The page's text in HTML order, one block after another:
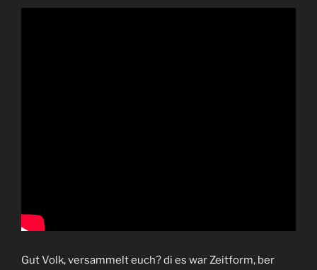
Gut Volk, versammelt euch? di es war Zeitform, ber